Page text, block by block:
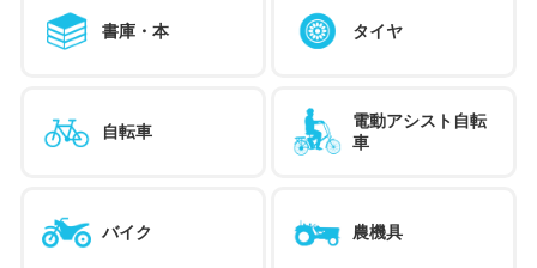
書庫・本 タイヤ
自転車
電動アシスト自転
車
バイク 農機具